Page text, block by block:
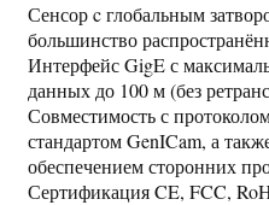
Сенсор c глобальным
большинство
Интерфейс GigE с
данных до 100 м (без
Совместимость с
стандартом GenICam, а
обеспечением сторонних
Сертификация CE, FCC,